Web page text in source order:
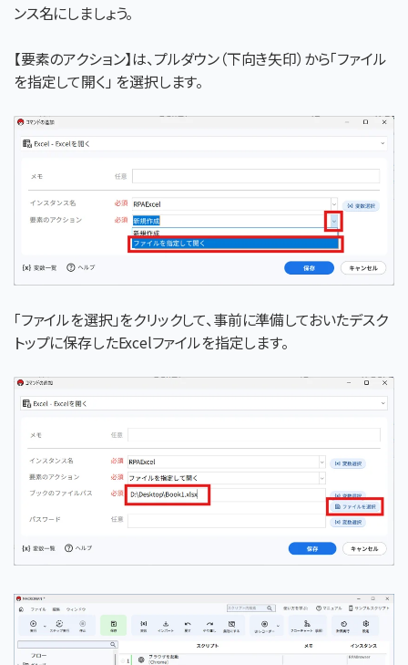
ンス名にしましょう。
【要素のアクション】は、プルダウン（下向き矢印）から「ファイル
を指定して開く」 を選択します。
「ファイルを選択」をクリックして、事前に準備しておいたデスク
トップに保存したExcelファイルを指定します。